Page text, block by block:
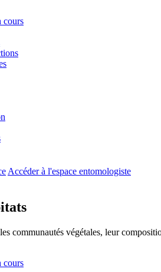
cours
Accéder à l'espace entomologiste
communautés végétales, leur
cours